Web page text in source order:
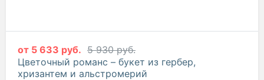
от 5 633 руб. 5 930 руб.
Цветочный романс – букет из гербер,
хризантем и альстромерий